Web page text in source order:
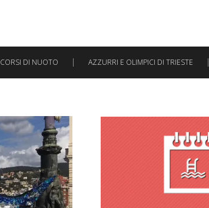
CORSI DI NUOTO AZZURRI E OLIMPICI DI TRIESTE